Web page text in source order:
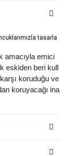
tasarla
amacıyla emici
eskiden beri kull
koruduğu ve
koruyacağı ina